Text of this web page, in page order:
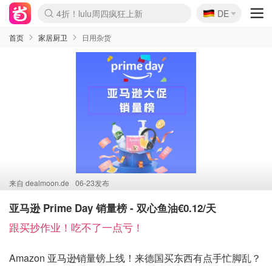
Boticinal 夏促开抢！
4折！lulu周四疯狂上新
还没结束！&OtherStories大促
Joybuy变相75折 随时失效
速领！Stanley独家85折
疑似霸哥！Camper额外叠85折
Zalando 奥莱闪促！每日更新
Moncler反季囤！5折起+叠9折
Coach Brooklyn仅€192
🇩🇪
DE
首页 家居厨卫 日用杂货
来自 dealmoon.de 06-23发布
亚马逊 Prime Day 销量榜 - 双心鱼油€0.12/天
跟买抄作业！吃不了一点亏！
Amazon 亚马逊销量镑上线！来德国买东西有点手忙脚乱？